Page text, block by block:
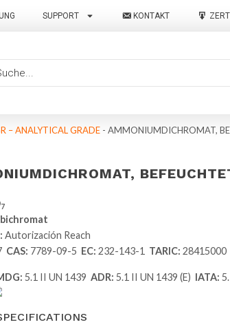
SUPPORT KONTAKT
– ANALYTICAL GRADE - AMMONIUMDICHROMAT,
7
Autorización Reach
CAS: 7789-09-5 EC: 232-143-1 TARIC: 28415000
5.1 II UN 1439 ADR: 5.1 II UN 1439 (E) IATA: